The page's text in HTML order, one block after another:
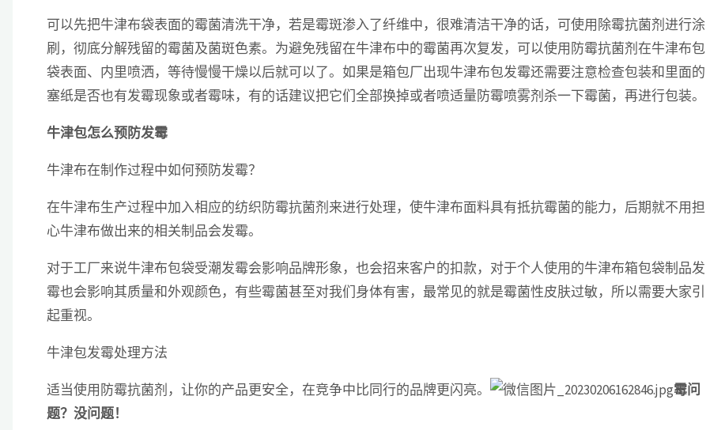
可以先把牛津布袋表面的霉菌清洗干净，若是霉斑渗入了纤维中，很难清洁干净的话，可使用除霉抗菌剂进行涂
刷，彻底分解残留的霉菌及菌斑色素。为避免残留在牛津布中的霉菌再次复发，可以使用防霉抗菌剂在牛津布包
袋表面、内里喷洒，等待慢慢干燥以后就可以了。如果是箱包厂出现牛津布包发霉还需要注意检查包装和里面的
塞纸是否也有发霉现象或者霉味，有的话建议把它们全部换掉或者喷适量防霉喷雾剂杀一下霉菌，再进行包装。
牛津包怎么预防发霉
牛津布在制作过程中如何预防发霉？
在牛津布生产过程中加入相应的纺织防霉抗菌剂来进行处理，使牛津布面料具有抵抗霉菌的能力，后期就不用担
心牛津布做出来的相关制品会发霉。
对于工厂来说牛津布包袋受潮发霉会影响品牌形象，也会招来客户的扣款，对于个人使用的牛津布箱包袋制品发
霉也会影响其质量和外观颜色，有些霉菌甚至对我们身体有害，最常见的就是霉菌性皮肤过敏，所以需要大家引
起重视。
牛津包发霉处理方法
适当使用防霉抗菌剂，让你的产品更安全，在竞争中比同行的品牌更闪亮。
霉问
题？没问题！